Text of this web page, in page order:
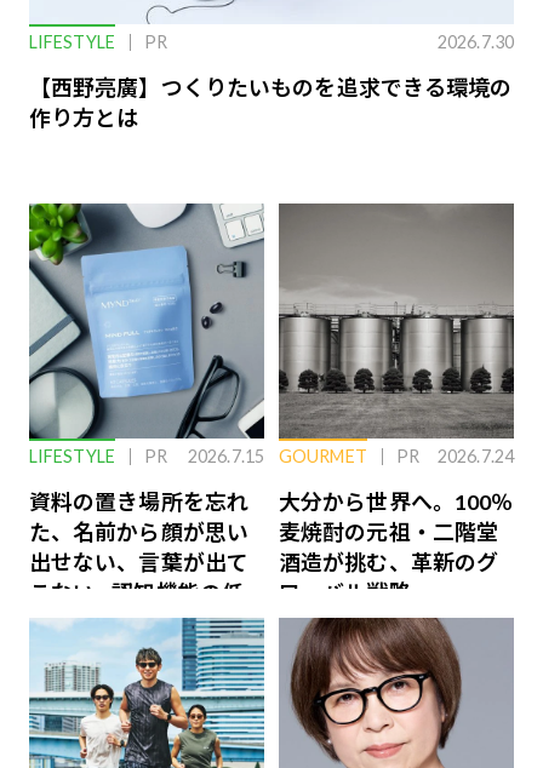
LIFESTYLE PR 2026.7.30
【西野亮廣】つくりたいものを追求できる環境の
作り方とは
LIFESTYLE PR 2026.7.15
資料の置き場所を忘れ
た、名前から顔が思い
出せない、言葉が出て
こない…認知機能の低
下を救う、脳のインナ
ーケアとは
GOURMET PR 2026.7.24
大分から世界へ。100％
麦焼酎の元祖・二階堂
酒造が挑む、革新のグ
ローバル戦略